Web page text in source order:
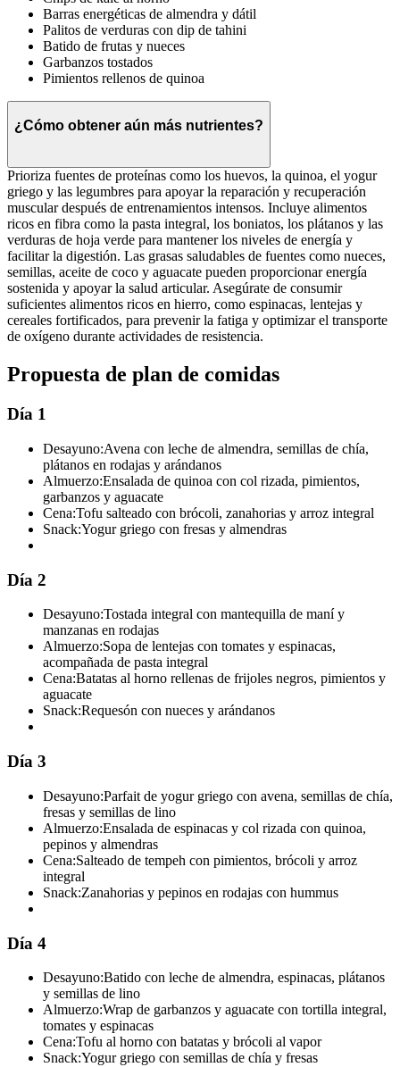
Barras energéticas de almendra y dátil
Palitos de verduras con dip de tahini
Batido de frutas y nueces
Garbanzos tostados
Pimientos rellenos de quinoa
¿Cómo obtener aún más nutrientes?
Prioriza fuentes de proteínas como los huevos, la quinoa, el yogur
griego y las legumbres para apoyar la reparación y recuperación
muscular después de entrenamientos intensos. Incluye alimentos
ricos en fibra como la pasta integral, los boniatos, los plátanos y las
verduras de hoja verde para mantener los niveles de energía y
facilitar la digestión. Las grasas saludables de fuentes como nueces,
semillas, aceite de coco y aguacate pueden proporcionar energía
sostenida y apoyar la salud articular. Asegúrate de consumir
suficientes alimentos ricos en hierro, como espinacas, lentejas y
cereales fortificados, para prevenir la fatiga y optimizar el transporte
de oxígeno durante actividades de resistencia.
Propuesta de plan de comidas
Día 1
Desayuno:Avena con leche de almendra, semillas de chía,
plátanos en rodajas y arándanos
Almuerzo:Ensalada de quinoa con col rizada, pimientos,
garbanzos y aguacate
Cena:Tofu salteado con brócoli, zanahorias y arroz integral
Snack:Yogur griego con fresas y almendras
Día 2
Desayuno:Tostada integral con mantequilla de maní y
manzanas en rodajas
Almuerzo:Sopa de lentejas con tomates y espinacas,
acompañada de pasta integral
Cena:Batatas al horno rellenas de frijoles negros, pimientos y
aguacate
Snack:Requesón con nueces y arándanos
Día 3
Desayuno:Parfait de yogur griego con avena, semillas de chía,
fresas y semillas de lino
Almuerzo:Ensalada de espinacas y col rizada con quinoa,
pepinos y almendras
Cena:Salteado de tempeh con pimientos, brócoli y arroz
integral
Snack:Zanahorias y pepinos en rodajas con hummus
Día 4
Desayuno:Batido con leche de almendra, espinacas, plátanos
y semillas de lino
Almuerzo:Wrap de garbanzos y aguacate con tortilla integral,
tomates y espinacas
Cena:Tofu al horno con batatas y brócoli al vapor
Snack:Yogur griego con semillas de chía y fresas